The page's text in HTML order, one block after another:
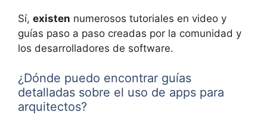
Sí, existen numerosos tutoriales en video y
guías paso a paso creadas por la comunidad y
los desarrolladores de software.
¿Dónde puedo encontrar guías
detalladas sobre el uso de apps para
arquitectos?